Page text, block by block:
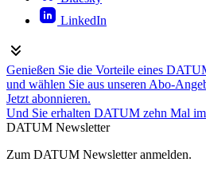
LinkedIn
Genießen Sie die Vorteile eines
und wählen Sie aus unseren Abo-
Jetzt abonnieren.
Und Sie erhalten DATUM zehn Mal
DATUM Newsletter
Zum DATUM Newsletter anmelden.